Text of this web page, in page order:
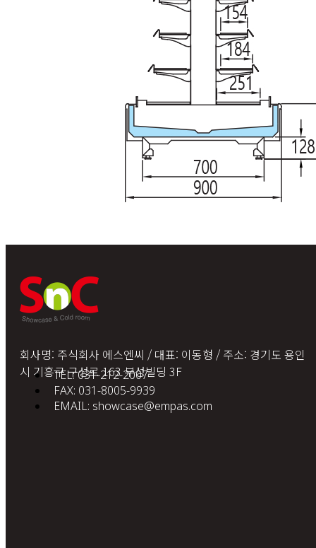
회사명: 주식회사 에스엔씨 / 대표: 이동형 / 주소: 경기도 용인
시 기흥구 구성로 163 부성빌딩 3F
TEL: 031-212-2007
FAX: 031-8005-9939
EMAIL: showcase@empas.com